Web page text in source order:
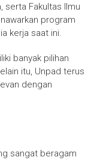
serta Fakultas Ilmu
program
kerja saat ini.
banyak pilihan
itu, Unpad terus
dengan
sangat beragam